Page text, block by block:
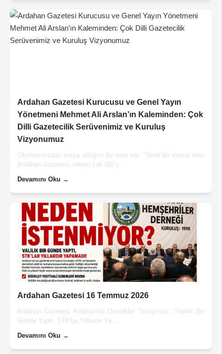
Ardahan Gazetesi Kurucusu ve Genel Yayın
Yönetmeni Mehmet Ali Arslan’ın Kaleminden: Çok
Dilli Gazetecilik Serüvenimiz ve Kuruluş
Vizyonumuz
Okurlarımızdan sıkça aldığım bir soru var: "Yerel bir mecra olan
Ardahan Gazetesi, neden çok dilli y...
Devamını Oku →
Ardahan Gazetesi 16 Temmuz 2026
Ardahan Gazetesi Ardahan'da Dernekler Tartışması: "Valilik Bir
Günde Yaptı, STK'lar Yıllardır Ya...
Devamını Oku →